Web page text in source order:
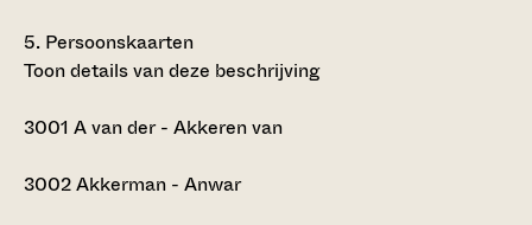
5. Persoonskaarten
Toon details van deze beschrijving
3001 A van der - Akkeren van
3002Akkerman - Anwar